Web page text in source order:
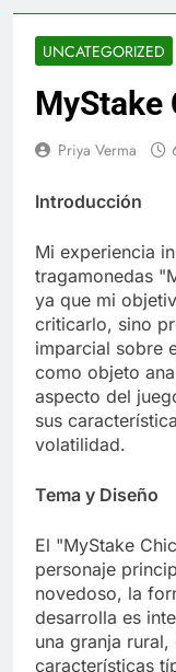
UNCATEGORIZED
MyStake
Priya Verma
Introducción
Mi experiencia
tragamonedas
ya que mi
criticarlo, sino
imparcial sobre
como objeto
aspecto del
sus
volatilidad.
Tema y Diseño
El "MyStake
personaje
novedoso, la
desarrolla es
una granja
características